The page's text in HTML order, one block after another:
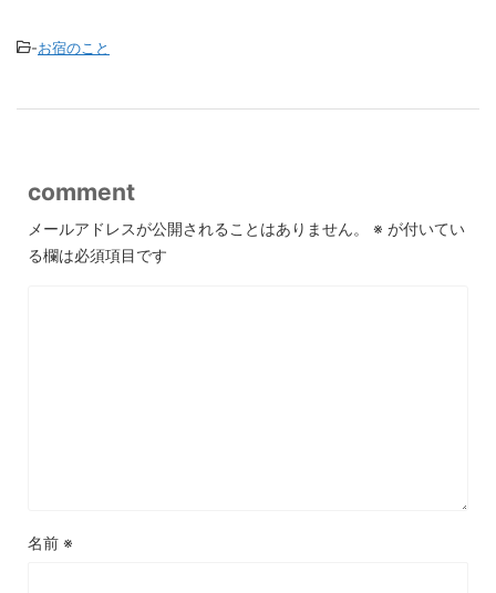
-お宿のこと
comment
メールアドレスが公開されることはありません。 ※ が付いてい
る欄は必須項目です
名前 ※